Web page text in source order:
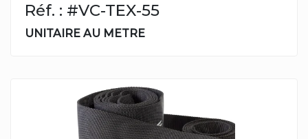
Réf. : #VC-TEX-55
UNITAIRE AU METRE